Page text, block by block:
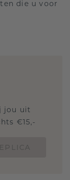
die u voor
jou uit
€15,-